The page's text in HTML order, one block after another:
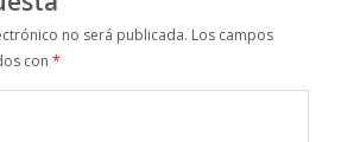
no será publicada. Los campos
con*